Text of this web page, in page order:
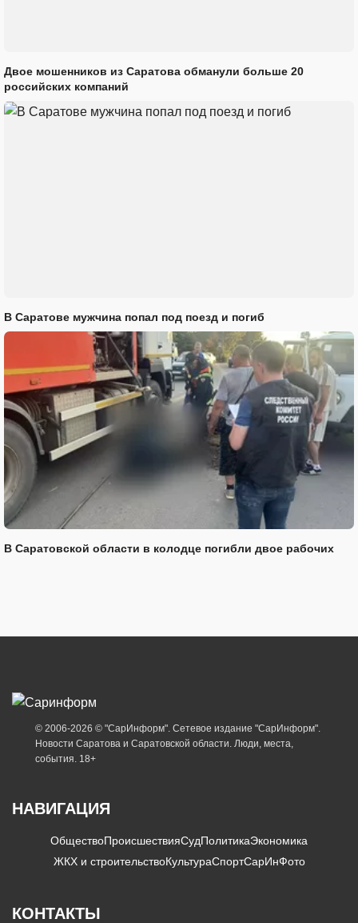
Двое мошенников из Саратова обманули больше 20
российских компаний
В Саратове мужчина попал под поезд и погиб
В Саратовской области в колодце погибли двое рабочих
© 2006-2026 © "СарИнформ". Сетевое издание "СарИнформ".
Новости Саратова и Саратовской области. Люди, места,
события. 18+
НАВИГАЦИЯ
ОбществоПроисшествияСудПолитикаЭкономика
ЖКХ и строительствоКультураСпортСарИнФото
КОНТАКТЫ